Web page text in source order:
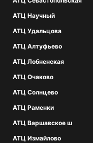
АТЦ Научный
АТЦ Удальцова
АТЦ Алтуфьево
АТЦ Лобненская
АТЦ Очаково
АТЦ Солнцево
АТЦ Раменки
АТЦ Варшавское ш
АТЦ Измайлово